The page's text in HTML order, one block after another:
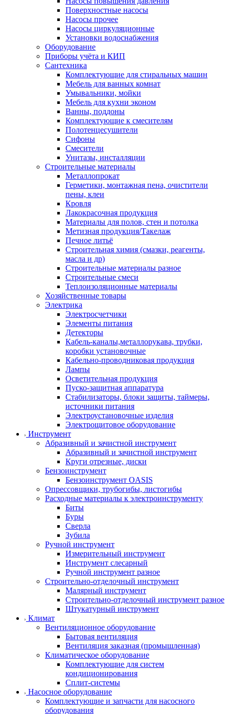
Поверхностные насосы
Насосы прочее
Насосы циркуляционные
Установки водоснабжения
Оборудование
Приборы учёта и КИП
Сантехника
Комплектующие для стиральных машин
Мебель для ванных комнат
Умывальники, мойки
Мебель для кухни эконом
Ванны, поддоны
Комплектующие к смесителям
Полотенцесушители
Сифоны
Смесители
Унитазы, инсталляции
Строительные материалы
Металлопрокат
Герметики, монтажная пена, очистители
пены, клеи
Кровля
Лакокрасочная продукция
Материалы для полов, стен и потолка
Метизная продукция/Такелаж
Печное литьё
Строительная химия (смазки, реагенты,
масла и др)
Строительные материалы разное
Строительные смеси
Теплоизоляционные материалы
Хозяйственные товары
Электрика
Электросчетчики
Элементы питания
Детекторы
Кабель-каналы,металлорукава, трубки,
коробки установочные
Кабельно-проводниковая продукция
Лампы
Осветительная продукция
Пуско-защитная аппаратура
Стабилизаторы, блоки защиты, таймеры,
источники питания
Электроустановочные изделия
Электрощитовое оборудование
Инструмент
Абразивный и зачистной инструмент
Абразивный и зачистной инструмент
Круги отрезные, диски
Бензоинструмент
Бензоинструмент OASIS
Опрессовщики, трубогибы, листогибы
Расходные материалы к электроинструменту
Биты
Буры
Сверла
Зубила
Ручной инструмент
Измерительный инструмент
Инструмент слесарный
Ручной инструмент разное
Строительно-отделочный инструмент
Малярный инструмент
Строительно-отделочный инструмент разное
Штукатурный инструмент
Климат
Вентиляционное оборудование
Бытовая вентиляция
Вентиляция заказная (промышленная)
Климатическое оборудование
Комплектующие для систем
кондиционирования
Сплит-системы
Насосное оборудование
Комплектующие и запчасти для насосного
оборудования